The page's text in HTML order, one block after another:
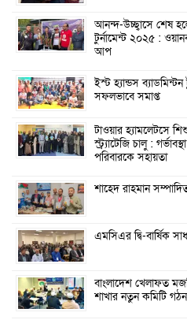
আনন্দ-উচ্ছ্বাসে শেষ
টুর্নামেন্ট ২০২৫ :
আপ
ইস্ট হ্যান্ডস
সফলভাবে সমাপ্ত
টাওয়ার হ্যামলেটসে
স্ট্র্যাটেজি চালু :
পরিবারকে সহায়তা
শাহেদ রাহমান
এমসিএর দ্বি-বার্ষিক
বাংলাদেশ খেলাফত
শাখার নতুন কমিটি গঠন